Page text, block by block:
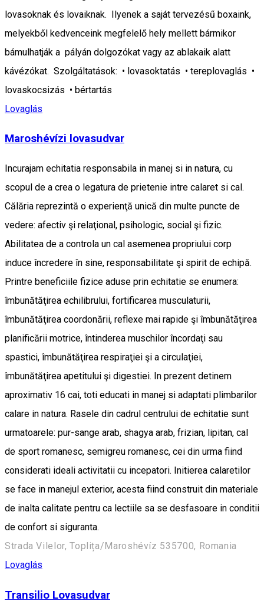
lovasoknak és lovaiknak. Ilyenek a saját tervezésű boxaink,
melyekből kedvenceink megfelelő hely mellett bármikor
bámulhatják a pályán dolgozókat vagy az ablakaik alatt
kávézókat. Szolgáltatások: • lovasoktatás • tereplovaglás •
lovaskocsizás • bértartás
Lovaglás
Maroshévízi lovasudvar
Incurajam echitatia responsabila in manej si in natura, cu
scopul de a crea o legatura de prietenie intre calaret si cal.
Călăria reprezintă o experienţă unică din multe puncte de
vedere: afectiv şi relaţional, psihologic, social şi fizic.
Abilitatea de a controla un cal asemenea propriului corp
induce încredere în sine, responsabilitate şi spirit de echipă.
Printre beneficiile fizice aduse prin echitatie se enumera:
îmbunătăţirea echilibrului, fortificarea musculaturii,
îmbunătăţirea coordonării, reflexe mai rapide şi îmbunătăţirea
planificării motrice, întinderea muschilor încordaţi sau
spastici, îmbunătăţirea respiraţiei şi a circulaţiei,
îmbunătăţirea apetitului şi digestiei. In prezent detinem
aproximativ 16 cai, toti educati in manej si adaptati plimbarilor
calare in natura. Rasele din cadrul centrului de echitatie sunt
urmatoarele: pur-sange arab, shagya arab, frizian, lipitan, cal
de sport romanesc, semigreu romanesc, cei din urma fiind
considerati ideali activitatii cu incepatori. Initierea calaretilor
se face in manejul exterior, acesta fiind construit din materiale
de inalta calitate pentru ca lectiile sa se desfasoare in conditii
de confort si siguranta.
Strada Vilelor, Toplița/Maroshévíz 535700, Romania
Lovaglás
Transilio Lovasudvar